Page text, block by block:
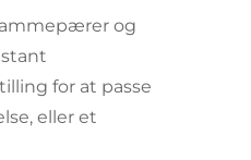
og
for at passe
eller et